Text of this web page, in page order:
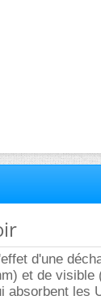
d'une
et de visible
absorbent les